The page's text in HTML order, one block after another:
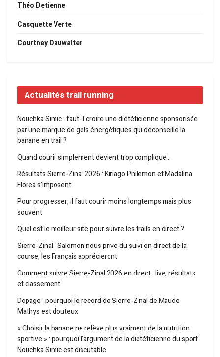
Théo Detienne
Casquette Verte
Courtney Dauwalter
Actualités trail running
Nouchka Simic : faut-il croire une diététicienne sponsorisée
par une marque de gels énergétiques qui déconseille la
banane en trail ?
Quand courir simplement devient trop compliqué…
Résultats Sierre-Zinal 2026 : Kiriago Philemon et Madalina
Florea s’imposent
Pour progresser, il faut courir moins longtemps mais plus
souvent
Quel est le meilleur site pour suivre les trails en direct ?
Sierre-Zinal : Salomon nous prive du suivi en direct de la
course, les Français apprécieront
Comment suivre Sierre-Zinal 2026 en direct : live, résultats
et classement
Dopage : pourquoi le record de Sierre-Zinal de Maude
Mathys est douteux
« Choisir la banane ne relève plus vraiment de la nutrition
sportive » : pourquoi l’argument de la diététicienne du sport
Nouchka Simic est discutable